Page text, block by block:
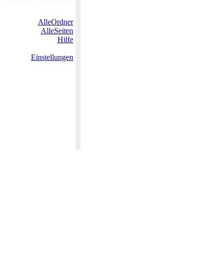
AlleOrdner
AlleSeiten
Hilfe
Einstellungen